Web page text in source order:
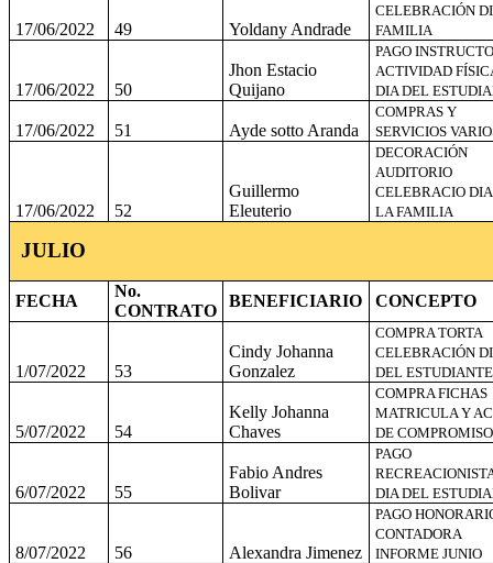
17/06/2022 49 Yoldany Andrade
CELEBRACIÓN
FAMILIA
17/06/2022 50
Jhon Estacio
Quijano
PAGO
ACTIVIDAD
DIA DEL
17/06/2022 51 Ayde sotto Aranda
COMPRAS Y
SERVICIOS
17/06/2022 52
Guillermo
Eleuterio
DECORACIÓN
AUDITORIO
CELEBRACIO
LA FAMILIA
JULIO
FECHA
No.
CONTRATO
BENEFICIARIO CONCEPTO
1/07/2022 53
Cindy Johanna
Gonzalez
COMPRA TORTA
CELEBRACIÓN
DEL ESTUDIANTE
5/07/2022 54
Kelly Johanna
Chaves
COMPRA FICHAS
MATRICULA Y
DE COMPROMISO
6/07/2022 55
Fabio Andres
Bolivar
PAGO
DIA DEL
8/07/2022 56 Alexandra Jimenez
PAGO
CONTADORA
INFORME JUNIO